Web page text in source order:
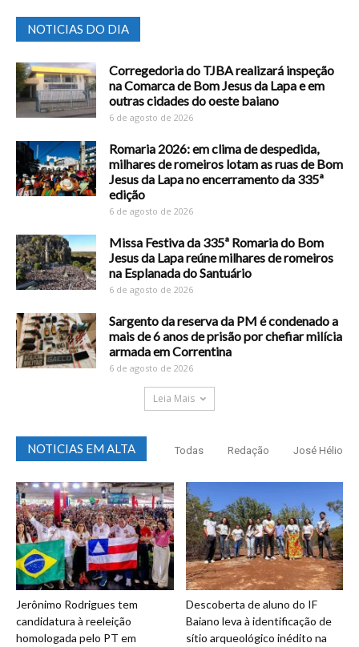
NOTICIAS DO DIA
Corregedoria do TJBA realizará inspeção
na Comarca de Bom Jesus da Lapa e em
outras cidades do oeste baiano
6 de agosto de 2026
Romaria 2026: em clima de despedida,
milhares de romeiros lotam as ruas de Bom
Jesus da Lapa no encerramento da 335ª
edição
6 de agosto de 2026
Missa Festiva da 335ª Romaria do Bom
Jesus da Lapa reúne milhares de romeiros
na Esplanada do Santuário
6 de agosto de 2026
Sargento da reserva da PM é condenado a
mais de 6 anos de prisão por chefiar milícia
armada em Correntina
6 de agosto de 2026
Leia Mais
NOTICIAS EM ALTA Todas Redação José Hélio
Jerônimo Rodrigues tem
candidatura à reeleição
homologada pelo PT em
Descoberta de aluno do IF
Baiano leva à identificação de
sítio arqueológico inédito na